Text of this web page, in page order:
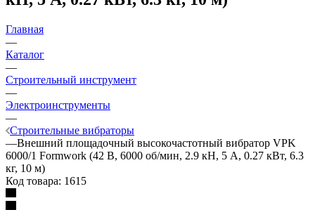
Главная
—
Каталог
—
Строительный инструмент
—
Электроинструменты
—
Строительные вибраторы
—Внешний площадочный высокочастотный вибратор VPK
6000/1 Formwork (42 В, 6000 об/мин, 2.9 кH, 5 А, 0.27 кВт, 6.3
кг, 10 м)
Код товара: 1615